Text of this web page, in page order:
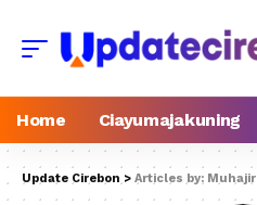
Home Ciayumajakuning
Update Cirebon > Articles by: Muhajir